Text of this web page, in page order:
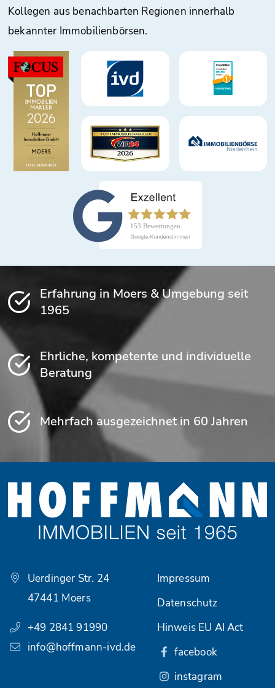
Kollegen aus benachbarten Regionen innerhalb
bekannter Immobilienbörsen.
Erfahrung in Moers & Umgebung seit
1965
Ehrliche, kompetente und individuelle
Beratung
Mehrfach ausgezeichnet in 60 Jahren
Uerdinger Str. 24
47441 Moers
+49 2841 91990
info@hoffmann-ivd.de
Impressum
Datenschutz
Hinweis EU AI Act
facebook
instagram